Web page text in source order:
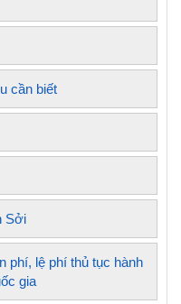
cần biết
Sởi
phí, lệ phí thủ tục hành
gia